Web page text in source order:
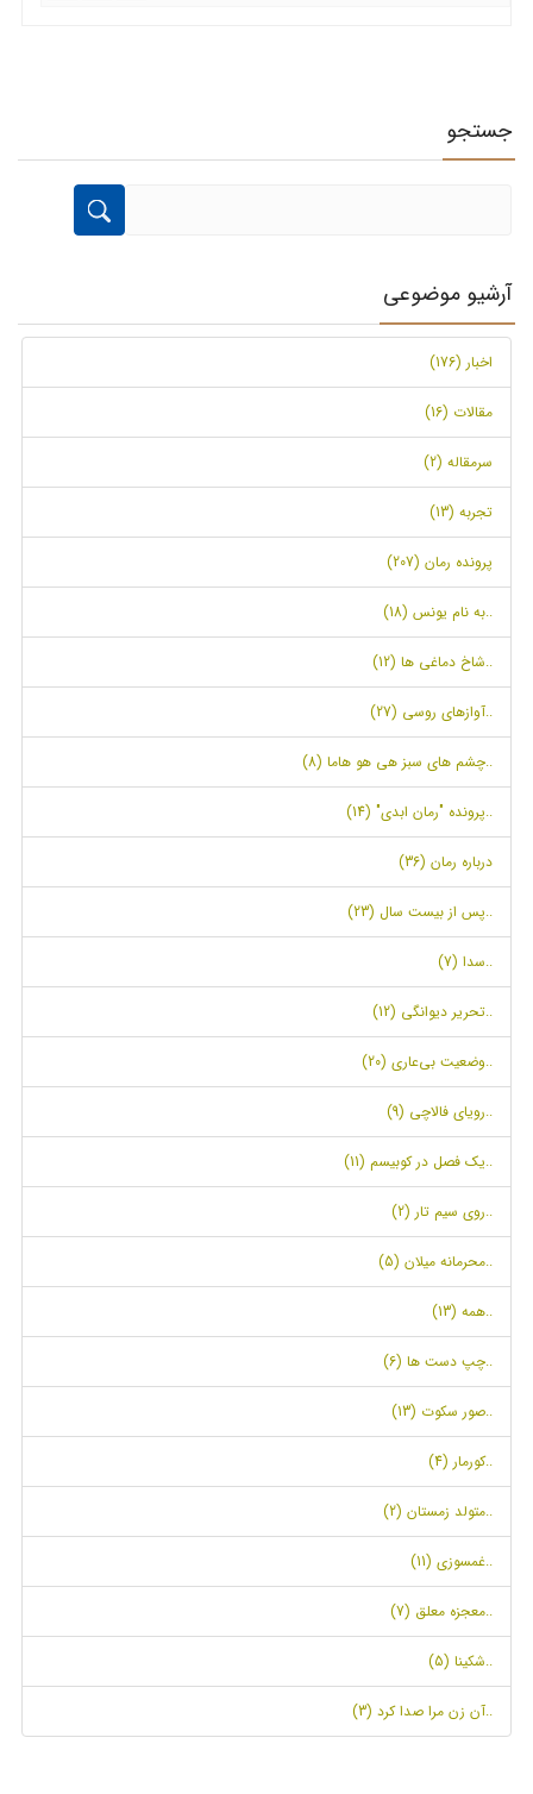
جستجو
آرشیو موضوعی
اخبار (176)
مقالات (16)
سرمقاله (2)
تجربه (13)
پرونده رمان (207)
..به نام یونس (18)
..شاخ دماغی ها (12)
..آوازهای روسی (27)
..چشم های سبز هی هو هاما (8)
..پرونده "رمان ابدی" (14)
درباره رمان (36)
..پس از بیست سال (23)
..سدا (7)
..تحریر دیوانگی (12)
..وضعیت بی‌عاری (20)
..رویای فالاچی (9)
..یک فصل در کوبیسم (11)
..روی سیم تار (2)
..محرمانه میلان (5)
..همه (13)
..چپ دست ها (6)
..صور سکوت (13)
..کورمار (4)
..متولد زمستان (2)
..غمسوزی (11)
..معجزه معلق (7)
..شکینا (5)
..آن زن مرا صدا کرد (3)